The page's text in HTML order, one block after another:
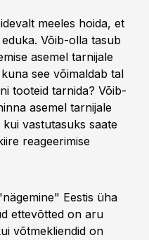
meeles hoida, et
Võib-olla tasub
asemel tarnijale
see võimaldab tal
tooteid tarnida? Võib-
asemel tarnijale
vastutasuks saate
reageerimise
Eestis üha
ettevõtted on aru
võtmekliendid on